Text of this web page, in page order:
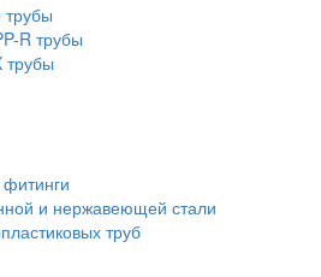
трубы
R трубы
трубы
и нержавеющей стали
труб